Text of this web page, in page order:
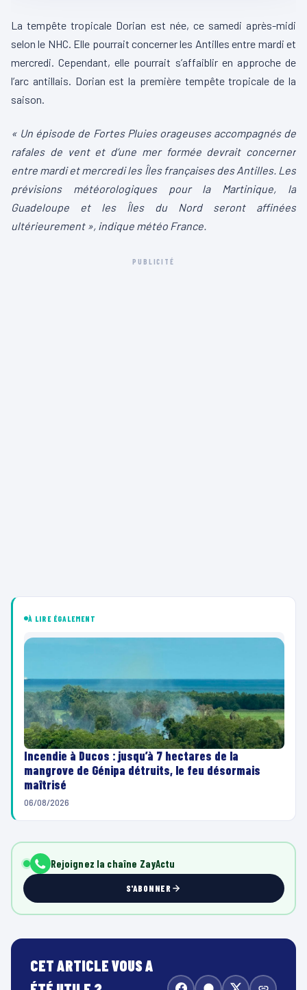
La tempête tropicale Dorian est née, ce samedi après-midi
selon le NHC. Elle pourrait concerner les Antilles entre mardi et
mercredi. Cependant, elle pourrait s’affaiblir en approche de
l’arc antillais. Dorian est la première tempête tropicale de la
saison.
« Un épisode de Fortes Pluies orageuses accompagnés de
rafales de vent et d’une mer formée devrait concerner
entre mardi et mercredi les Îles françaises des Antilles. Les
prévisions météorologiques pour la Martinique, la
Guadeloupe et les Îles du Nord seront affinées
ultérieurement », indique météo France.
PUBLICITÉ
À LIRE ÉGALEMENT
Incendie à Ducos : jusqu’à 7 hectares de la
mangrove de Génipa détruits, le feu désormais
maîtrisé
06/08/2026
Rejoignez la chaîne ZayActu
S'ABONNER
CET ARTICLE VOUS A